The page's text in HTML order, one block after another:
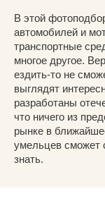
В этой
автомобилей и
транспортные
многое другое.
ездить-то не
выглядят
разработаны
что ничего из
рынке в
умельцев сможет
знать.